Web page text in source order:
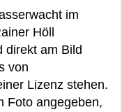
im
Höll
direkt am Bild
von
Lizenz stehen.
Foto angegeben,